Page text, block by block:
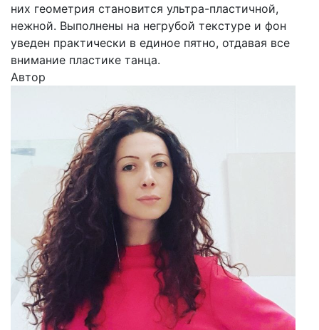
них геометрия становится ультра-пластичной,
нежной. Выполнены на негрубой текстуре и фон
уведен практически в единое пятно, отдавая все
внимание пластике танца.
Автор